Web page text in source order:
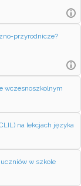
przyrodnicze?
wczesnoszkolnym
na lekcjach języka
w szkole